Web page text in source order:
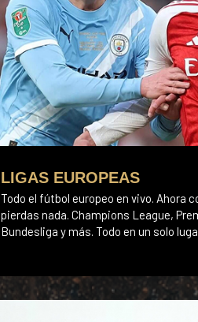
LIGAS EUROPEAS
Todo el fútbol europeo en vivo. Ahora
pierdas nada. Champions League,
Bundesliga y más. Todo en un solo